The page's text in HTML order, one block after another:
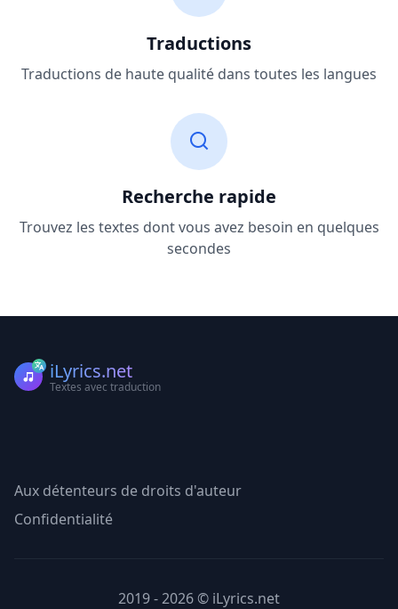
Traductions
Traductions de haute qualité dans toutes les langues
Recherche rapide
Trouvez les textes dont vous avez besoin en quelques
secondes
iLyrics.net
Textes avec traduction
Aux détenteurs de droits d'auteur
Confidentialité
2019 - 2026 © iLyrics.net